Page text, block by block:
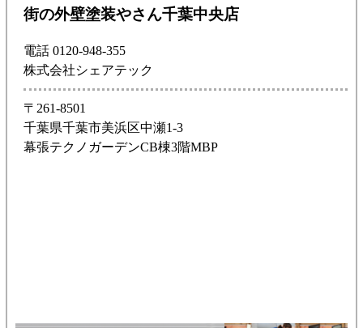
街の外壁塗装やさん千葉中央店
電話 0120-948-355
株式会社シェアテック
〒261-8501
千葉県千葉市美浜区中瀬1-3
幕張テクノガーデンCB棟3階MBP